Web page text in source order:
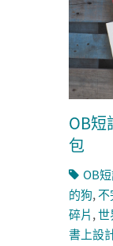
OB短
包
OB
的狗,不
碎片,世
書上設